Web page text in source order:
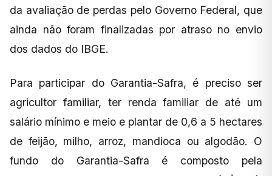
da avaliação de perdas pelo Governo Federal, que
ainda não foram finalizadas por atraso no envio
dos dados do IBGE.
Para participar do Garantia-Safra, é preciso ser
agricultor familiar, ter renda familiar de até um
salário mínimo e meio e plantar de 0,6 a 5 hectares
de feijão, milho, arroz, mandioca ou algodão. O
fundo do Garantia-Safra é composto pela